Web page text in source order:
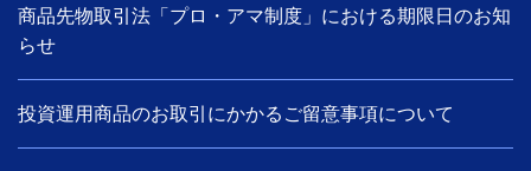
商品先物取引法「プロ・アマ制度」における期限日のお知
らせ
投資運用商品のお取引にかかるご留意事項について